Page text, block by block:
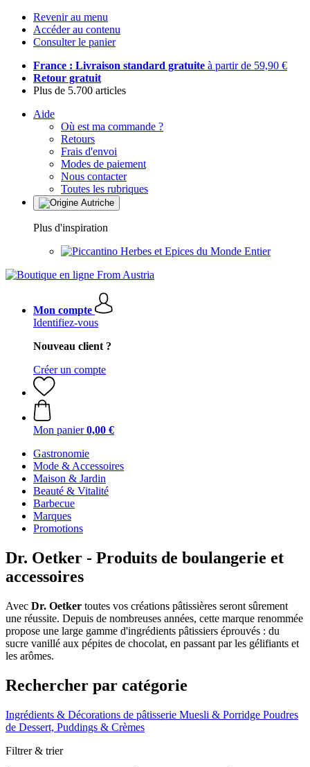
Revenir au menu
Accéder au contenu
Consulter le panier
France : Livraison standard gratuite à partir de 59,90 €
Retour gratuit
Plus de 5.700 articles
Aide
Où est ma commande ?
Retours
Frais d'envoi
Modes de paiement
Nous contacter
Toutes les rubriques
Plus d'inspiration
Herbes et Epices du Monde Entier
Mon compte
Identifiez-vous
Nouveau client ?
Créer un compte
Mon panier 0,00 €
Gastronomie
Mode & Accessoires
Maison & Jardin
Beauté & Vitalité
Barbecue
Marques
Promotions
Dr. Oetker - Produits de boulangerie et
accessoires
Avec Dr. Oetker toutes vos créations pâtissières seront sûrement
une réussite. Depuis de nombreuses années, cette marque renommée
propose une large gamme d'ingrédients pâtissiers éprouvés : du
sucre vanillé aux pépites de chocolat, en passant par les gélifiants et
les arômes.
Rechercher par catégorie
Ingrédients & Décorations de pâtisserie Muesli & Porridge Poudres
de Dessert, Puddings & Crèmes
Filtrer & trier